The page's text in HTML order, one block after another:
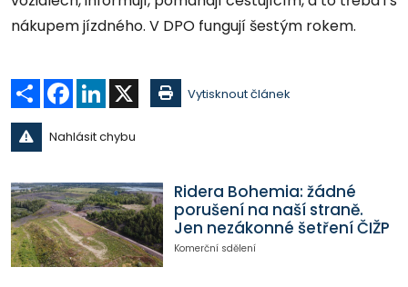
nákupem jízdného. V DPO fungují šestým rokem.
Sdílet Facebook
LinkedIn Vytisknout článek
Nahlásit chybu
Ridera Bohemia: žádné
porušení na naší straně.
Jen nezákonné šetření ČIŽP
Komerční sdělení